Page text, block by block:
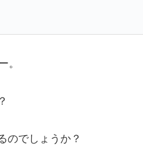
。
のでしょうか？